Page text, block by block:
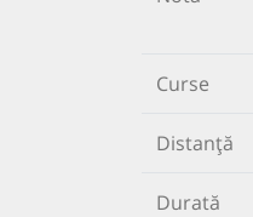
Curse
Distanță
Durată